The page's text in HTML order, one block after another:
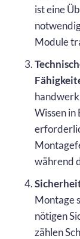
ist eine
Module
Wissen
während
Montage
nötigen
zählen